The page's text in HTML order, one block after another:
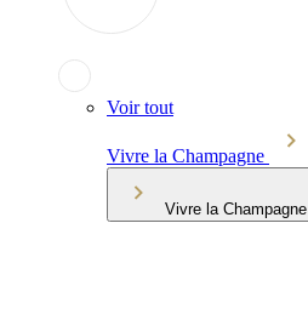
Voir tout
Vivre la Champagne
Vivre la Champagne